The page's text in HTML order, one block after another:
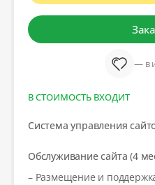
— в
В СТОИМОСТЬ ВХОДИТ
Система управления
Обслуживание сайта (4
– Размещение и